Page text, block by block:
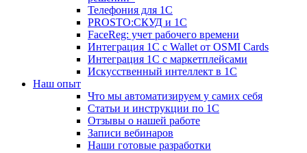
Телефония для 1С
PROSTO:СКУД и 1С
FaceReg: учет рабочего времени
Интеграция 1С с Wallet от OSMI Cards
Интеграция 1С с маркетплейсами
Искусственный интеллект в 1С
Наш опыт
Что мы автоматизируем у самих себя
Статьи и инструкции по 1С
Отзывы о нашей работе
Записи вебинаров
Наши готовые разработки